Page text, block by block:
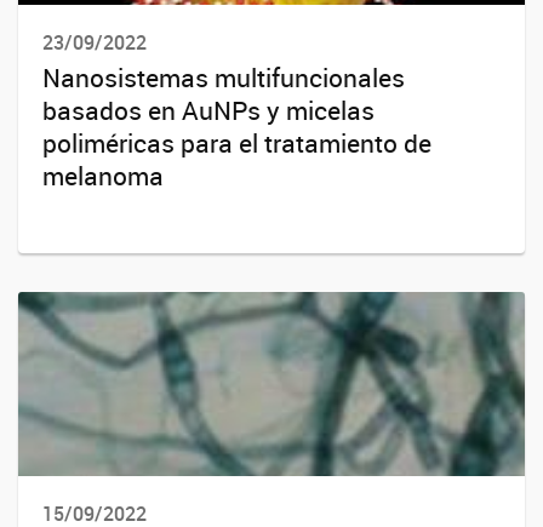
23/09/2022
Nanosistemas multifuncionales
basados en AuNPs y micelas
poliméricas para el tratamiento de
melanoma
15/09/2022